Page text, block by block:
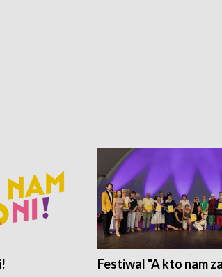
Festiwal "A kto nam